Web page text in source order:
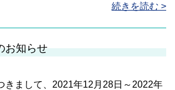
続きを読む >
お知らせ
きまして、2021年12月28日～2022年